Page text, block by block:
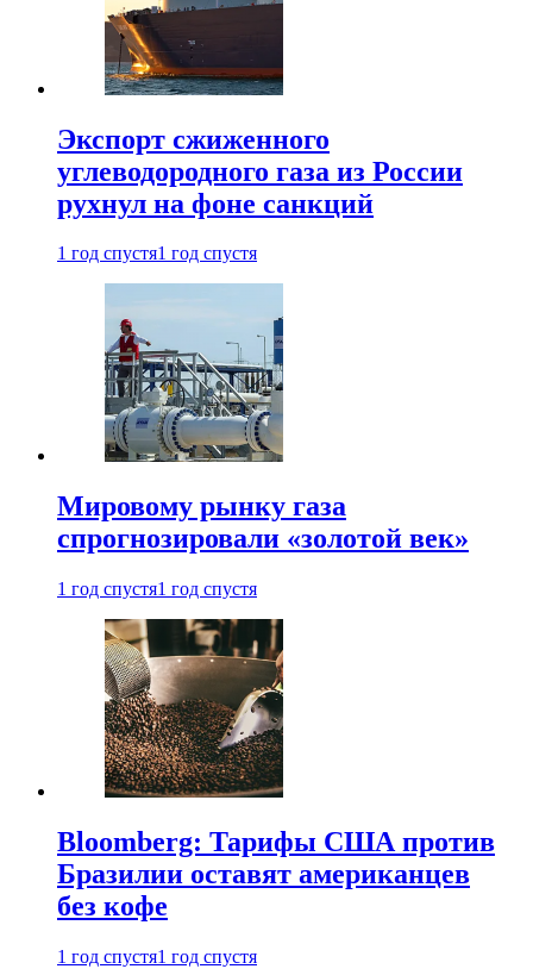
Экспорт сжиженного
углеводородного газа из России
рухнул на фоне санкций
1 год спустя1 год спустя
Мировому рынку газа
спрогнозировали «золотой век»
1 год спустя1 год спустя
Bloomberg: Тарифы США против
Бразилии оставят американцев
без кофе
1 год спустя1 год спустя